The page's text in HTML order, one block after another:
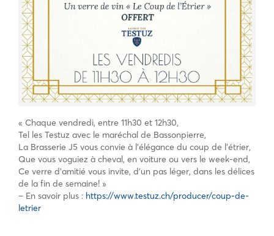
« Chaque vendredi, entre 11h30 et 12h30,
Tel les Testuz avec le maréchal de Bassonpierre,
La Brasserie J5 vous convie à l’élégance du coup de l’étrier,
Que vous voguiez à cheval, en voiture ou vers le week-end,
Ce verre d’amitié vous invite, d’un pas léger, dans les délices
de la fin de semaine! »
– En savoir plus : https://www.testuz.ch/producer/coup-de-
letrier